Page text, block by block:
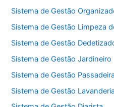
Sistema de Gestão
Sistema de Gestão Limpeza
Sistema de Gestão
Sistema de Gestão Jardineiro
Sistema de Gestão Passadeira
Sistema de Gestão Lavanderia